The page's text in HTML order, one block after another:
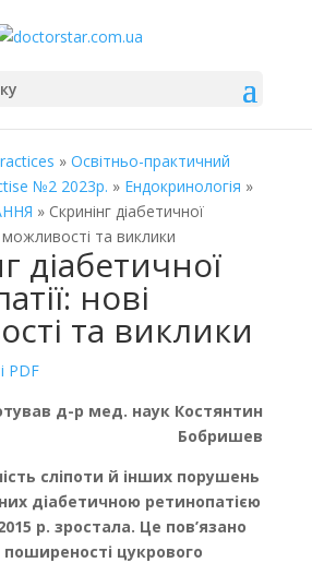
» Освітньо-практичний
№2 2023р. » Ендокринологія »
» Скринінг діабетичної
можливості та виклики
діабетичної
нові
та виклики
PDF
д-р мед. наук Костянтин
Бобришев
сліпоти й інших порушень
діабетичною ретинопатією
р. зростала. Це пов’язано
цукрового